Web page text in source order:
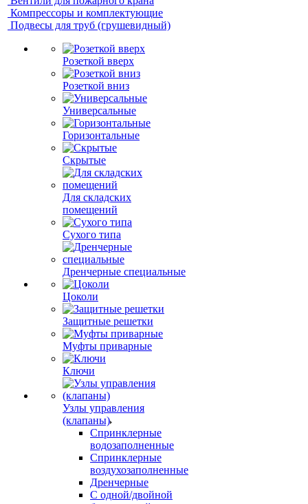
Компрессоры и комплектующие
Подвесы для труб (грушевидный)
Розеткой вверх
Розеткой вниз
Универсальные
Горизонтальные
Скрытые
Для складских
помещений
Сухого типа
Дренчерные специальные
Цоколи
Защитные решетки
Муфты приварные
Ключи
Узлы управления
(клапаны)
Спринклерные
водозаполненные
Спринклерные
воздухозаполненные
Дренчерные
С одной/двойной